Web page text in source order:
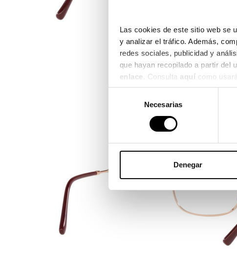
Las cookies de este sitio web se
y analizar el tráfico. Además,
redes sociales, publicidad y
enlace . Consulta aquí como
consentimiento
Necesarias
Denegar